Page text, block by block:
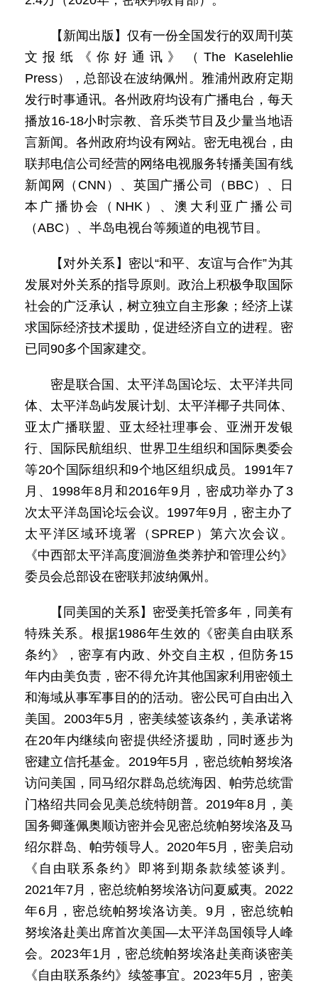
【新闻出版】仅有一份全国发行的双周刊英
文报纸《你好通讯》（The Kaselehlie
Press），总部设在波纳佩州。雅浦州政府定期
发行时事通讯。各州政府均设有广播电台，每天
播放16-18小时宗教、音乐类节目及少量当地语
言新闻。各州政府均设有网站。密无电视台，由
联邦电信公司经营的网络电视服务转播美国有线
新闻网（CNN）、英国广播公司（BBC）、日
本广播协会（NHK）、澳大利亚广播公司
（ABC）、半岛电视台等频道的电视节目。
【对外关系】密以“和平、友谊与合作”为其
发展对外关系的指导原则。政治上积极争取国际
社会的广泛承认，树立独立自主形象；经济上谋
求国际经济技术援助，促进经济自立的进程。密
已同90多个国家建交。
密是联合国、太平洋岛国论坛、太平洋共同
体、太平洋岛屿发展计划、太平洋椰子共同体、
亚太广播联盟、亚太经社理事会、亚洲开发银
行、国际民航组织、世界卫生组织和国际奥委会
等20个国际组织和9个地区组织成员。1991年7
月、1998年8月和2016年9月，密成功举办了3
次太平洋岛国论坛会议。1997年9月，密主办了
太平洋区域环境署（SPREP）第六次会议。
《中西部太平洋高度洄游鱼类养护和管理公约》
委员会总部设在密联邦波纳佩州。
【同美国的关系】密受美托管多年，同美有
特殊关系。根据1986年生效的《密美自由联系
条约》，密享有内政、外交自主权，但防务15
年内由美负责，密不得允许其他国家利用密领土
和海域从事军事目的的活动。密公民可自由出入
美国。2003年5月，密美续签该条约，美承诺将
在20年内继续向密提供经济援助，同时逐步为
密建立信托基金。2019年5月，密总统帕努埃洛
访问美国，同马绍尔群岛总统海因、帕劳总统雷
门格绍共同会见美总统特朗普。2019年8月，美
国务卿蓬佩奥顺访密并会见密总统帕努埃洛及马
绍尔群岛、帕劳领导人。2020年5月，密美启动
《自由联系条约》即将到期条款续签谈判。
2021年7月，密总统帕努埃洛访问夏威夷。2022
年6月，密总统帕努埃洛访美。9月，密总统帕
努埃洛赴美出席首次美国—太平洋岛国领导人峰
会。2023年1月，密总统帕努埃洛赴美商谈密美
《自由联系条约》续签事宜。2023年5月，密美